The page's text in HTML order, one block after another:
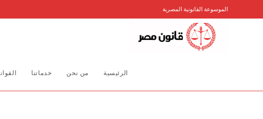
to
الموسوعة القانونية المصرية
الرئيسية من نحن خدماتنا